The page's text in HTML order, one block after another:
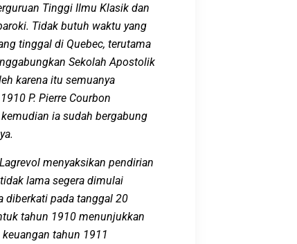
Tinggi Ilmu Klasik dan
Tidak butuh waktu yang
tinggal di Quebec, terutama
ggabungkan Sekolah Apostolik
karena itu semuanya
P. Pierre Courbon
ia sudah bergabung
menyaksikan pendirian
lama segera dimulai
diberkati pada tanggal 20
tahun 1910 menunjukkan
tahun 1911